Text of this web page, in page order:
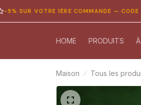
VOTRE 1ÈRE COMMANDE — CODE
HOME PRODUITS
Maison Tous les